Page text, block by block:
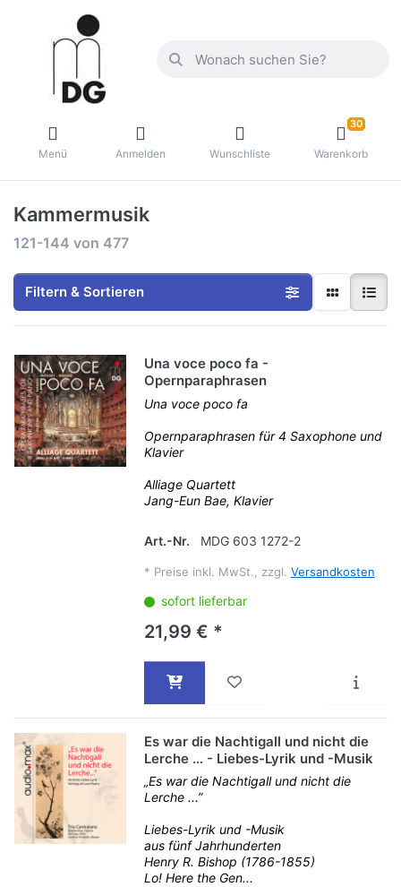
Menü Anmelden Wunschliste
30
Warenkorb
Kammermusik
121-144 von 477
Filtern & Sortieren
Una voce poco fa -
Opernparaphrasen
Una voce poco fa
Opernparaphrasen für 4 Saxophone und
Klavier
Alliage Quartett
Jang-Eun Bae, Klavier
Art.-Nr. MDG 603 1272-2
* Preise inkl. MwSt., zzgl. Versandkosten
sofort lieferbar
21,99 € *
Es war die Nachtigall und nicht die
Lerche … - Liebes-Lyrik und -Musik
„Es war die Nachtigall und nicht die
Lerche ...”
Liebes-Lyrik und -Musik
aus fünf Jahrhunderten
Henry R. Bishop (1786-1855)
Lo! Here the Gen...